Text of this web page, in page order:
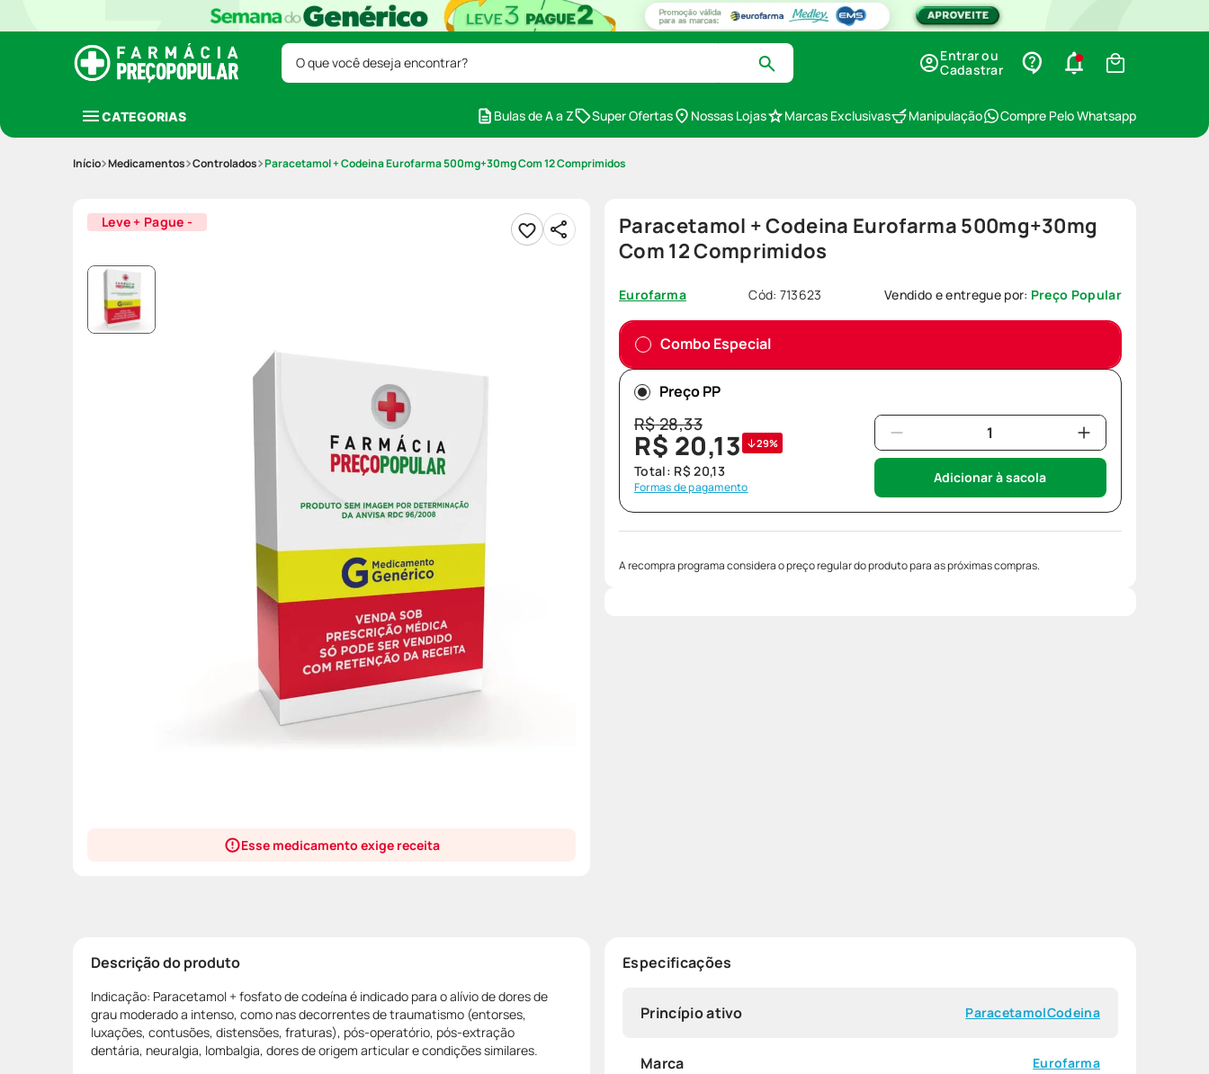
O que você deseja encontrar?
Entrar ou
Cadastrar
CATEGORIAS Bulas de A a Z Super Ofertas Nossas Lojas Marcas Exclusivas Manipulação Compre Pelo Whatsapp
Medicamentos Controlados Paracetamol + Codeina Eurofarma 500mg+30mg Com 12 Comprimidos
Leve + Pague -
Esse medicamento exige receita
Paracetamol + Codeina Eurofarma 500mg+30mg
Com 12 Comprimidos
Eurofarma Cód: 713623 Vendido e entregue por: Preço Popular
Combo Especial
Preço PP
R$28,33
R$ 20,13 29%
Total: R$ 20,13
Formas de pagamento
Adicionar à sacola
A recompra programa considera o preço regular do produto para as próximas compras.
Descrição do produto
Indicação: Paracetamol + fosfato de codeína é indicado para o alívio de dores de
grau moderado a intenso, como nas decorrentes de traumatismo (entorses,
luxações, contusões, distensões, fraturas), pós-operatório, pós-extração
dentária, neuralgia, lombalgia, dores de origem articular e condições similares.
Especificações
Princípio ativo ParacetamolCodeina
Marca Eurofarma